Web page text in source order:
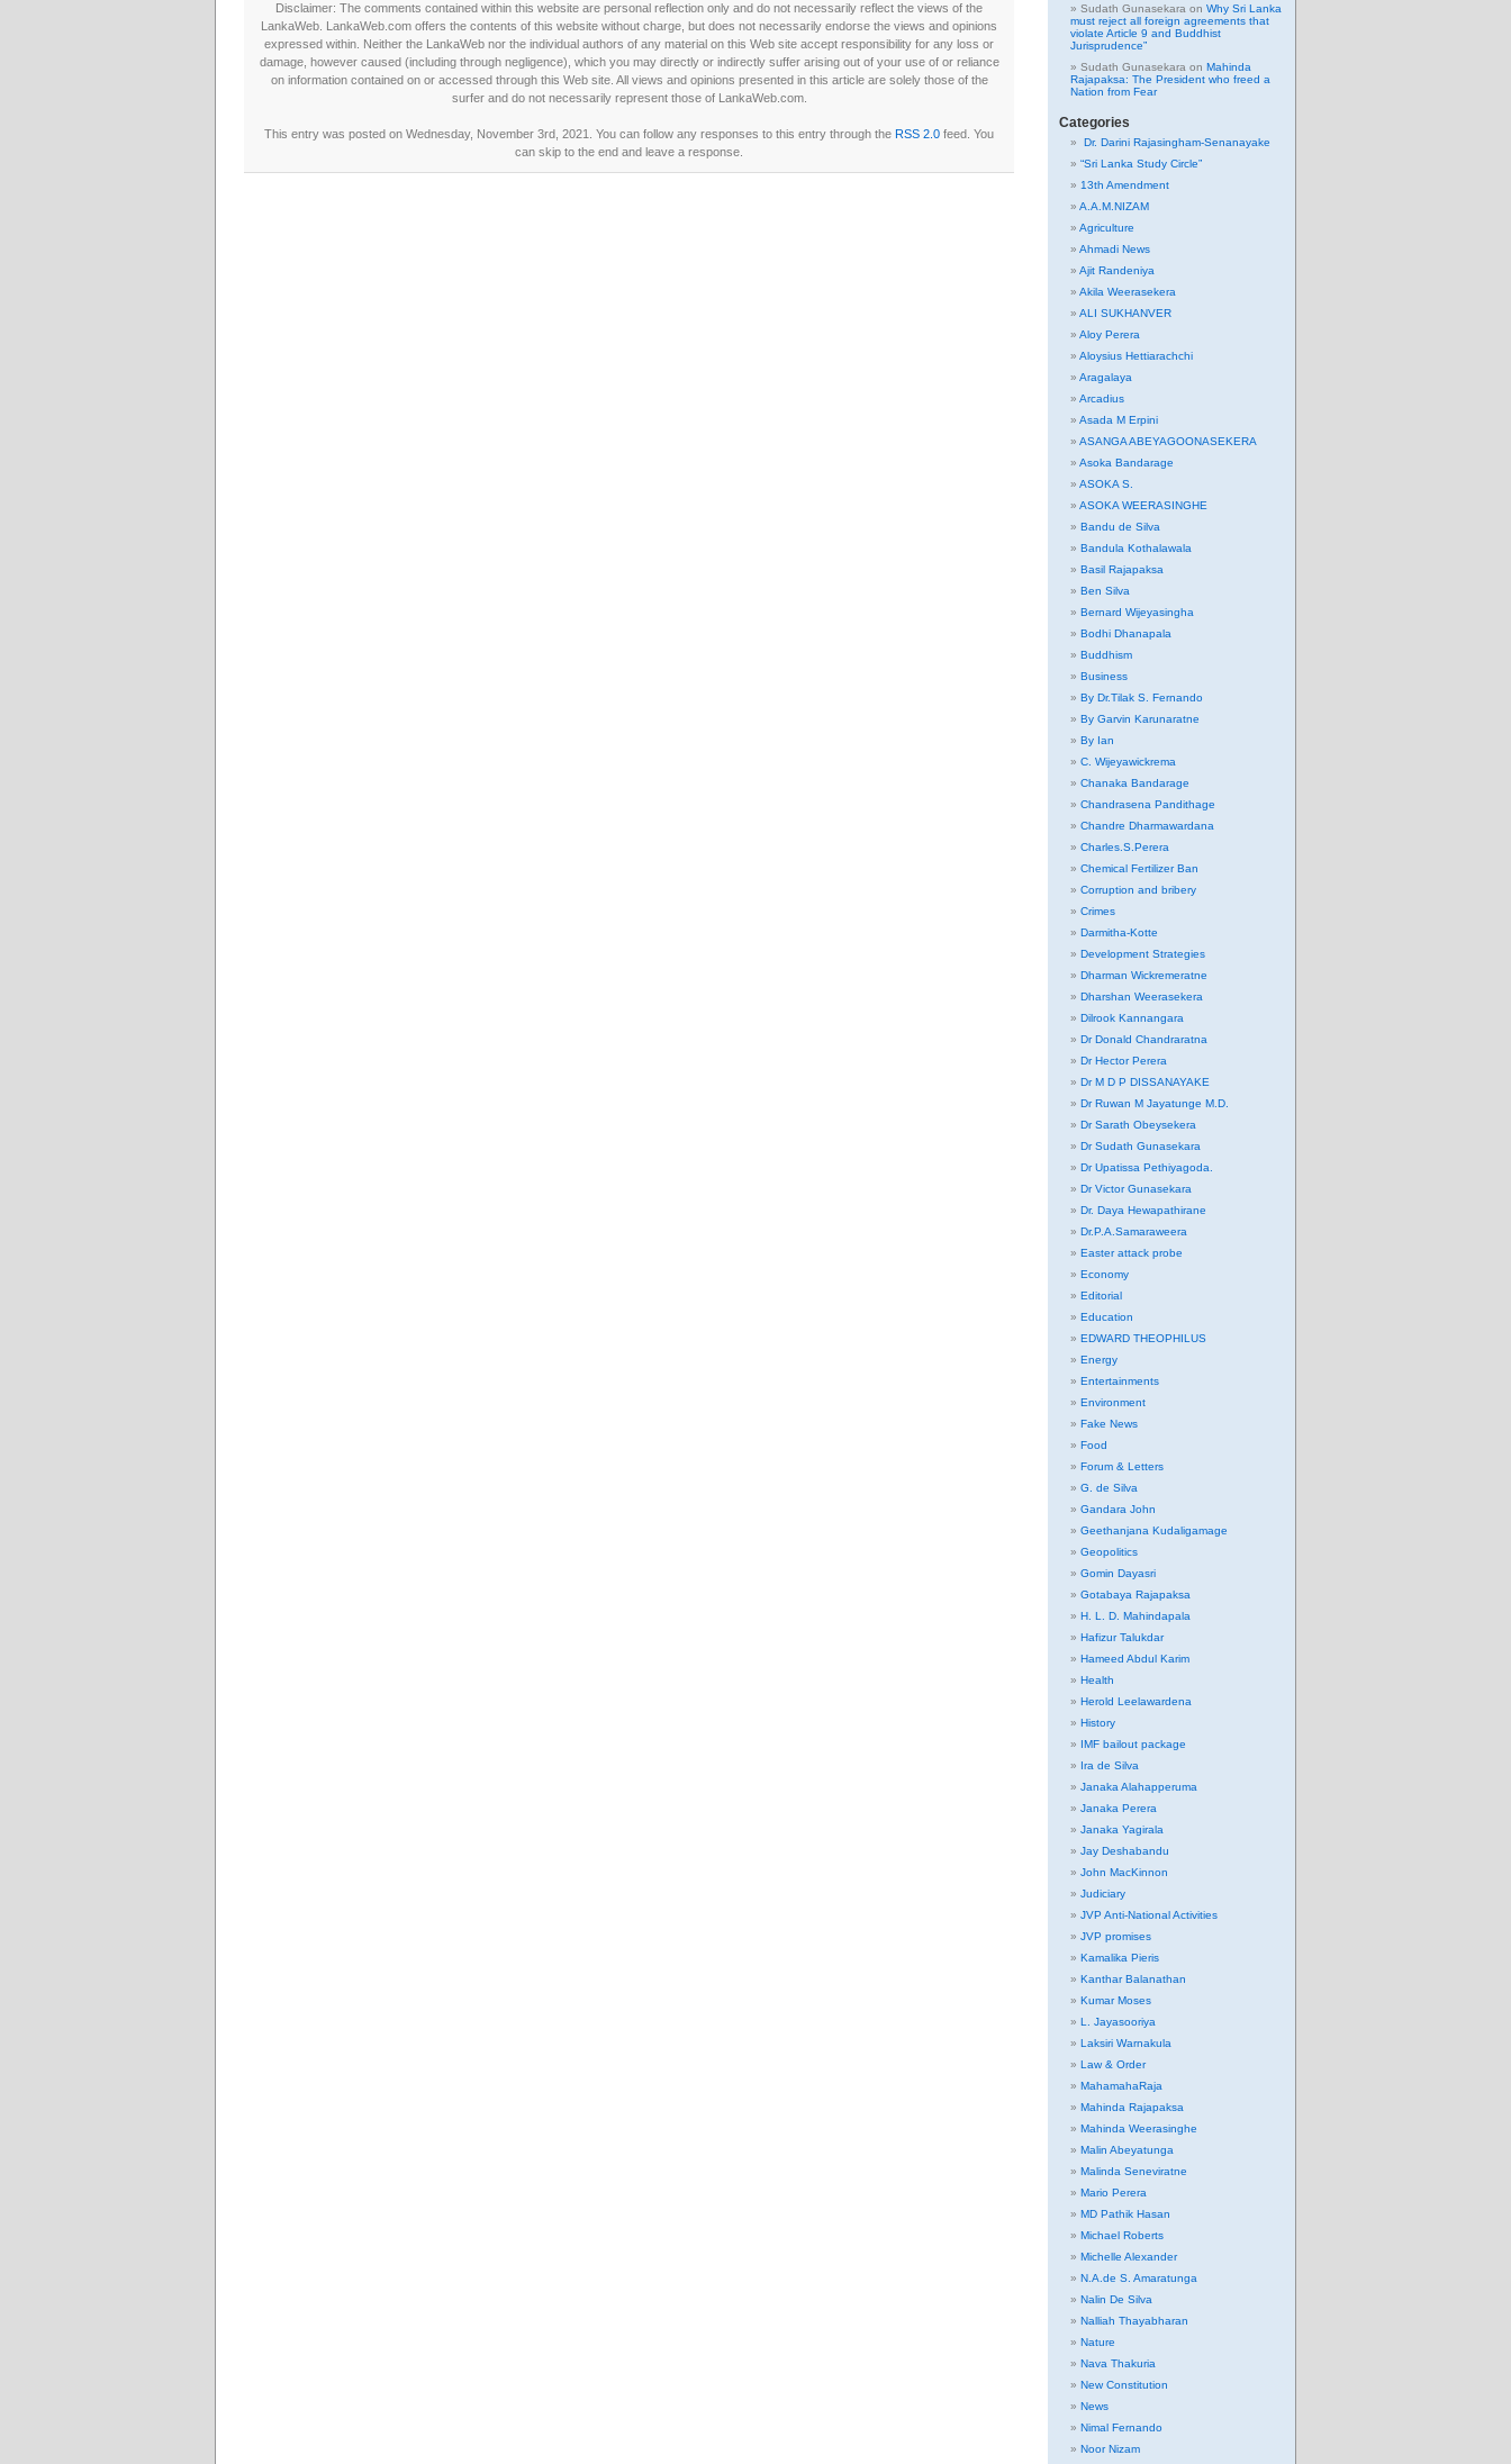
Disclaimer: The comments contained within this website are personal reflection only and do not necessarily reflect the views of the
LankaWeb. LankaWeb.com offers the contents of this website without charge, but does not necessarily endorse the views and opinions
expressed within. Neither the LankaWeb nor the individual authors of any material on this Web site accept responsibility for any loss or
damage, however caused (including through negligence), which you may directly or indirectly suffer arising out of your use of or reliance
on information contained on or accessed through this Web site. All views and opinions presented in this article are solely those of the
surfer and do not necessarily represent those of LankaWeb.com.
This entry was posted on Wednesday, November 3rd, 2021. You can follow any responses to this entry through the RSS 2.0 feed. You
can skip to the end and leave a response.
Sudath Gunasekara on Why Sri Lanka
must reject all foreign agreements that
violate Article 9 and Buddhist
Jurisprudence”
Sudath Gunasekara on Mahinda
Rajapaksa: The President who freed a
Nation from Fear
Categories
Dr. Darini Rajasingham-Senanayake
“Sri Lanka Study Circle”
13th Amendment
A.A.M.NIZAM
Agriculture
Ahmadi News
Ajit Randeniya
Akila Weerasekera
ALI SUKHANVER
Aloy Perera
Aloysius Hettiarachchi
Aragalaya
Arcadius
Asada M Erpini
ASANGA ABEYAGOONASEKERA
Asoka Bandarage
ASOKA S.
ASOKA WEERASINGHE
Bandu de Silva
Bandula Kothalawala
Basil Rajapaksa
Ben Silva
Bernard Wijeyasingha
Bodhi Dhanapala
Buddhism
Business
By Dr.Tilak S. Fernando
By Garvin Karunaratne
By Ian
C. Wijeyawickrema
Chanaka Bandarage
Chandrasena Pandithage
Chandre Dharmawardana
Charles.S.Perera
Chemical Fertilizer Ban
Corruption and bribery
Crimes
Darmitha-Kotte
Development Strategies
Dharman Wickremeratne
Dharshan Weerasekera
Dilrook Kannangara
Dr Donald Chandraratna
Dr Hector Perera
Dr M D P DISSANAYAKE
Dr Ruwan M Jayatunge M.D.
Dr Sarath Obeysekera
Dr Sudath Gunasekara
Dr Upatissa Pethiyagoda.
Dr Victor Gunasekara
Dr. Daya Hewapathirane
Dr.P.A.Samaraweera
Easter attack probe
Economy
Editorial
Education
EDWARD THEOPHILUS
Energy
Entertainments
Environment
Fake News
Food
Forum & Letters
G. de Silva
Gandara John
Geethanjana Kudaligamage
Geopolitics
Gomin Dayasri
Gotabaya Rajapaksa
H. L. D. Mahindapala
Hafizur Talukdar
Hameed Abdul Karim
Health
Herold Leelawardena
History
IMF bailout package
Ira de Silva
Janaka Alahapperuma
Janaka Perera
Janaka Yagirala
Jay Deshabandu
John MacKinnon
Judiciary
JVP Anti-National Activities
JVP promises
Kamalika Pieris
Kanthar Balanathan
Kumar Moses
L. Jayasooriya
Laksiri Warnakula
Law & Order
MahamahaRaja
Mahinda Rajapaksa
Mahinda Weerasinghe
Malin Abeyatunga
Malinda Seneviratne
Mario Perera
MD Pathik Hasan
Michael Roberts
Michelle Alexander
N.A.de S. Amaratunga
Nalin De Silva
Nalliah Thayabharan
Nature
Nava Thakuria
New Constitution
News
Nimal Fernando
Noor Nizam